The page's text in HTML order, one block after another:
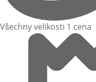
Všechny velikosti 1 cena